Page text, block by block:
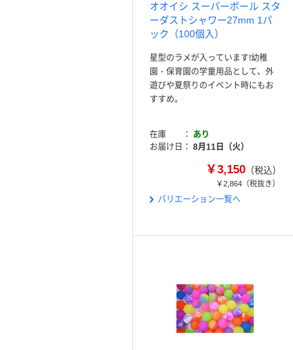
オオイシ スーパーボール スタ
ーダストシャワー27mm 1パ
ック（100個入）
星型のラメが入っています!幼稚
園・保育園の学童用品として、外
遊びや夏祭りのイベント時にもお
すすめ。
在庫
あり
お届け日
8月11日（火）
￥3,150（税込）
￥2,864（税抜き）
バリエーション一覧へ